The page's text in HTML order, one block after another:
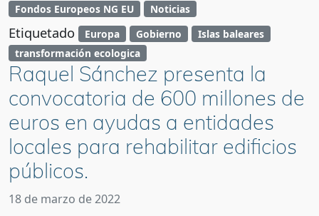
Fondos Europeos NG EU Noticias
Etiquetado Europa Gobierno
Islas baleares
transformación ecologica
Raquel Sánchez presenta la
convocatoria de 600 millones de
euros en ayudas a entidades
locales para rehabilitar edificios
públicos.
18 de marzo de 2022